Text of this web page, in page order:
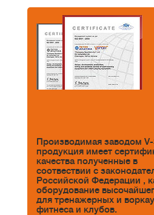
Производимая заводом
продукция имеет
качества полученные в
соотвествии с
Российской Федерации ,
оборудование
для тренажерных и
фитнеса и клубов.